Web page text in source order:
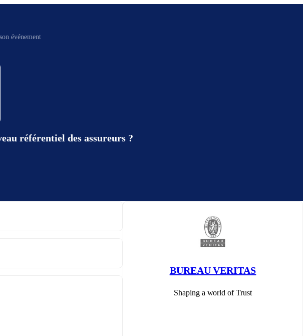
événement
référentiel des assureurs ?
BUREAU VERITAS
Shaping a world of Trust